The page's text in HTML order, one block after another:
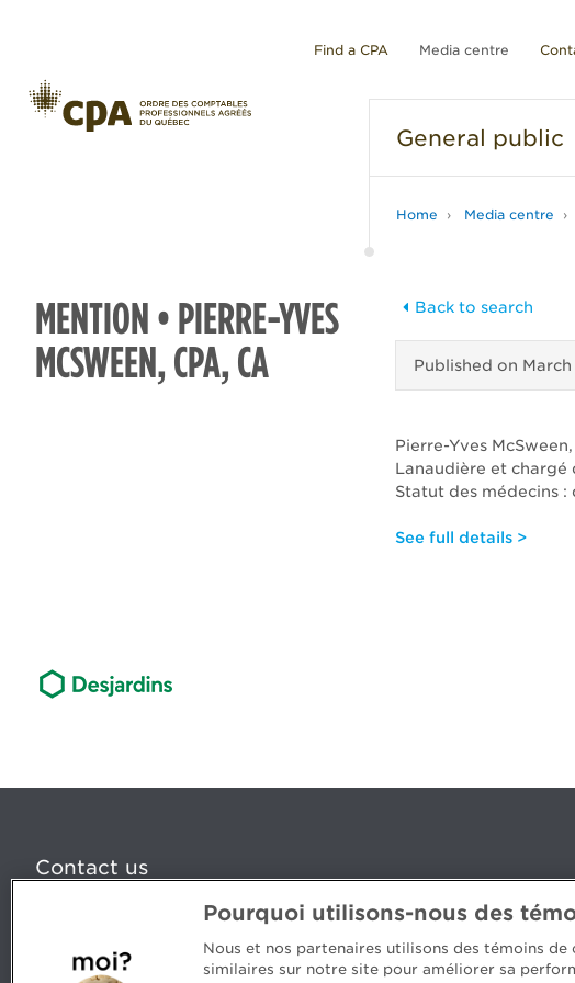
Find a CPA Media centre
General public
Home Media centre
MENTION • PIERRE-YVES
MCSWEEN, CPA, CA
Back to search
Published on March
Pierre-Yves
Lanaudière et chargé
Statut des médecins :
See full details >
Contact us
5, Place Ville Marie, bureau 800, Montréal (Québec) H3B 2G2
Pourquoi utilisons-nous des
Nous et nos partenaires utilisons des témoins de
similaires sur notre site pour améliorer sa